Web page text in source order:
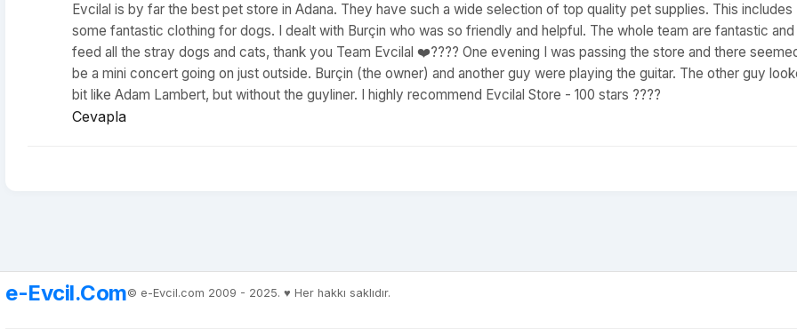
Evcilal is by far the best pet store in Adana. They have such a wide selection of top quality pet supplies. This includes
some fantastic clothing for dogs. I dealt with Burçin who was so friendly and helpful. The whole team are fantastic
feed all the stray dogs and cats, thank you Team Evcilal ❤️???? One evening I was passing the store and there
be a mini concert going on just outside. Burçin (the owner) and another guy were playing the guitar. The other guy
bit like Adam Lambert, but without the guyliner. I highly recommend Evcilal Store - 100 stars ????
Cevapla
e-Evcil.Com© e-Evcil.com 2009 - 2025. ♥️ Her hakkı saklıdır.